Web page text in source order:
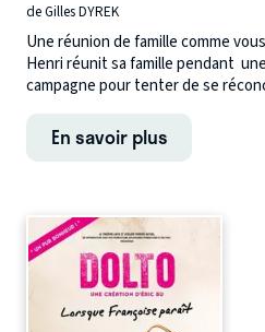
de Gilles DYREK
Une réunion de famille comme
Henri réunit sa famille pendant
campagne pour tenter de se
En savoir plus